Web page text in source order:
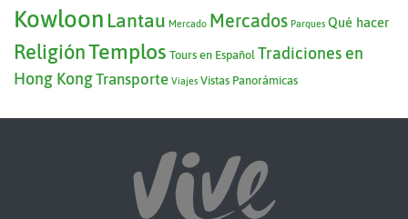
Kowloon Lantau Mercado Mercados Parques Qué hacer
ReligiónTemplos Tours en Español Tradiciones en
Hong KongTransporte Viajes Vistas Panorámicas